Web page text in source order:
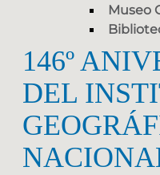
Museo
146º
DEL